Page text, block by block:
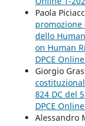
Paola
dello
on Human
DPCE
Giorgio
824 DC del
DPCE
Alessandro